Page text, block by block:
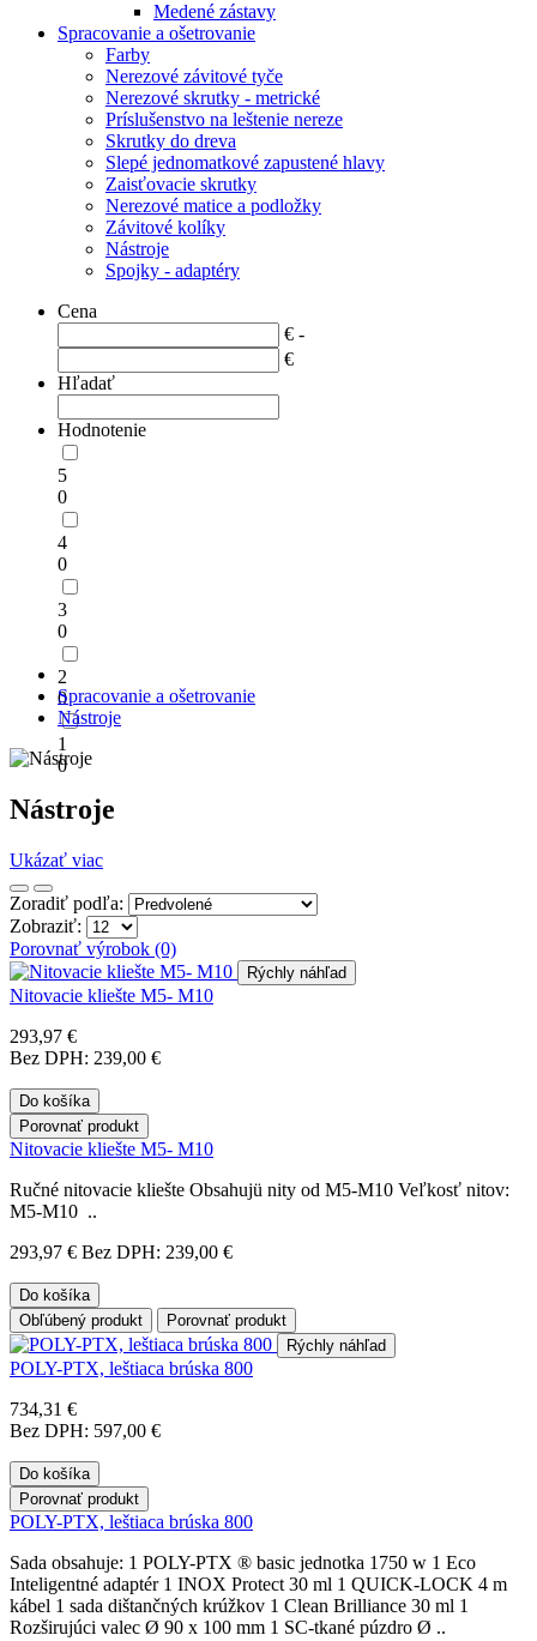
Medené zástavy
Spracovanie a ošetrovanie
Farby
Nerezové závitové tyče
Nerezové skrutky - metrické
Príslušenstvo na leštenie nereze
Skrutky do dreva
Slepé jednomatkové zapustené hlavy
Zaisťovacie skrutky
Nerezové matice a podložky
Závitové kolíky
Nástroje
Spojky - adaptéry
Cena
€ -
€
Hľadať
Hodnotenie
5
0
4
0
3
0
2
0
1
0
Spracovanie a ošetrovanie
Nástroje
Nástroje
Ukázať viac
Zoradiť podľa:
Zobraziť:
Porovnať výrobok (0)
Rýchly náhľad
Nitovacie kliešte M5- M10
293,97 €
Bez DPH: 239,00 €
Do košíka
Porovnať produkt
Nitovacie kliešte M5- M10
Ručné nitovacie kliešte Obsahujü nity od M5-M10 Veľkosť nitov:
M5-M10 ..
293,97 € Bez DPH: 239,00 €
Do košíka
Obľúbený produkt
Porovnať produkt
Rýchly náhľad
POLY-PTX, leštiaca brúska 800
734,31 €
Bez DPH: 597,00 €
Do košíka
Porovnať produkt
POLY-PTX, leštiaca brúska 800
Sada obsahuje: 1 POLY-PTX ® basic jednotka 1750 w 1 Eco
Inteligentné adaptér 1 INOX Protect 30 ml 1 QUICK-LOCK 4 m
kábel 1 sada dištančných krúžkov 1 Clean Brilliance 30 ml 1
Rozširujúci valec Ø 90 x 100 mm 1 SC-tkané púzdro Ø ..